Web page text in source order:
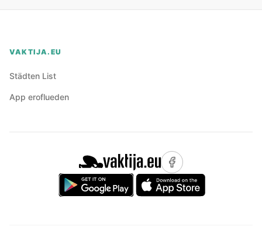
VAKTIJA.EU
Städten List
App eroflueden